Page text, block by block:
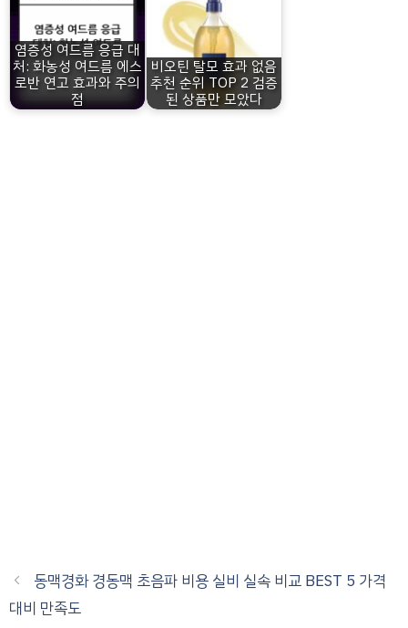
염증성 여드름 응급 대
처: 화농성 여드름 에스
로반 연고 효과와 주의
점
비오틴 탈모 효과 없음
추천 순위 TOP 2 검증
된 상품만 모았다
동맥경화 경동맥 초음파 비용 실비 실속 비교 BEST 5 가격
대비 만족도